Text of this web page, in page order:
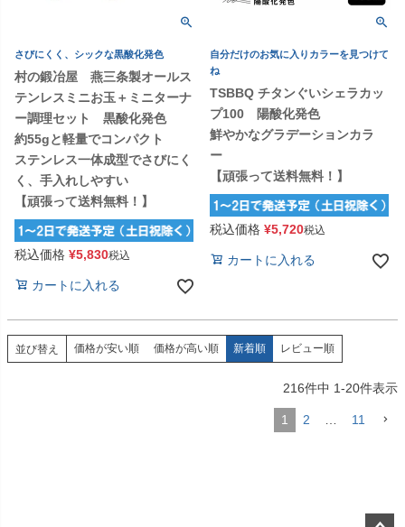
さびにくく、シックな黒酸化発色
村の鍛冶屋 燕三条製オールス
テンレスミニお玉＋ミニターナ
ー調理セット 黒酸化発色
約55gと軽量でコンパクト
ステンレス一体成型でさびにく
く、手入れしやすい
【頑張って送料無料！】
税込価格 ¥5,830税込
カートに入れる
自分だけのお気に入りカラーを見つけて
ね
TSBBQ チタンぐいシェラカッ
プ100 陽酸化発色
鮮やかなグラデーションカラ
ー
【頑張って送料無料！】
税込価格 ¥5,720税込
カートに入れる
並び替え 価格が安い順 価格が高い順 新着順 レビュー順
216件中 1-20件表示
1 2 11